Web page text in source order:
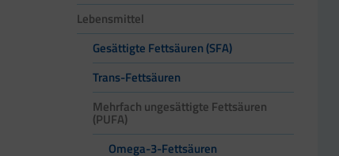
Lebensmittel
Gesättigte Fettsäuren (SFA)
Trans-Fettsäuren
Mehrfach ungesättigte Fettsäuren
(PUFA)
Omega-3-Fettsäuren